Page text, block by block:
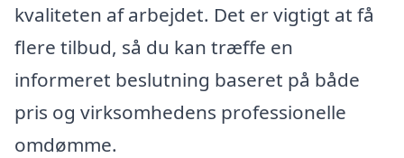
kvaliteten af arbejdet. Det er vigtigt at få
flere tilbud, så du kan træffe en
informeret beslutning baseret på både
pris og virksomhedens professionelle
omdømme.